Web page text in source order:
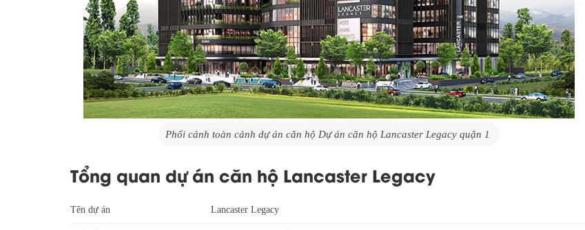
Phối cảnh toàn cảnh dự án căn hộ Dự án căn hộ Lancaster Legacy quận 1
Tổng quan dự án căn hộ Lancaster Legacy
Tên dự án Lancaster Legacy